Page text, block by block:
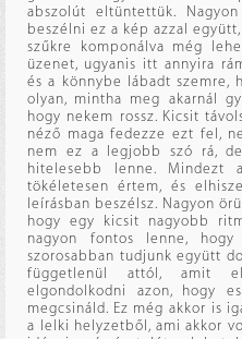
abszolút eltüntettük.
beszélni ez a kép azzal
szűkre komponálva még
üzenet, ugyanis itt annyira
és a könnybe lábadt szemre,
olyan, mintha meg akarnál
hogy nekem rossz. Kicsit
néző maga fedezze ezt fel,
nem ez a legjobb szó rá,
hitelesebb lenne. Mindezt
tökéletesen értem, és
leírásban beszélsz. Nagyon
hogy egy kicsit nagyobb
nagyon fontos lenne,
szorosabban tudjunk együtt
függetlenül attól, amit
elgondolkodni azon, hogy
megcsináld. Ez még akkor is
a lelki helyzetből, ami akkor